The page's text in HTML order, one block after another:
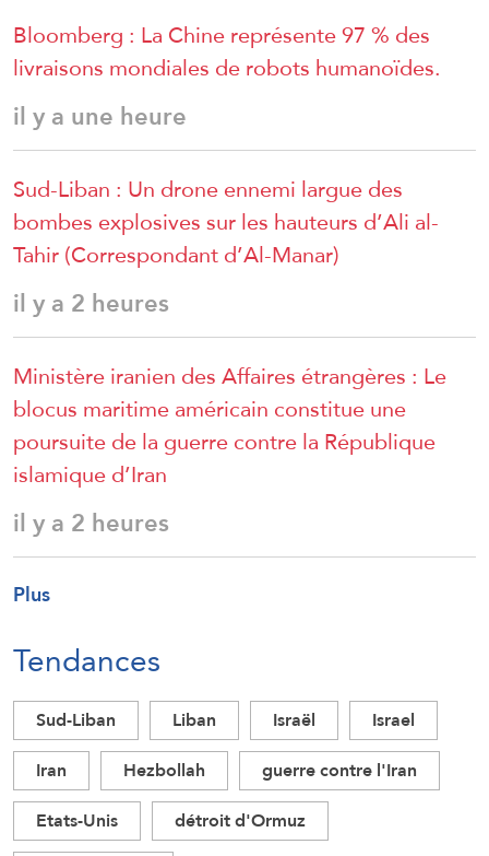
Bloomberg : La Chine représente 97 % des
livraisons mondiales de robots humanoïdes.
il y a une heure
Sud-Liban : Un drone ennemi largue des
bombes explosives sur les hauteurs d’Ali al-
Tahir (Correspondant d’Al-Manar)
il y a 2 heures
Ministère iranien des Affaires étrangères : Le
blocus maritime américain constitue une
poursuite de la guerre contre la République
islamique d’Iran
il y a 2 heures
Plus
Tendances
Sud-Liban Liban Israël
Israel
Iran
Hezbollah
guerre contre l'Iran
Etats-Unis
détroit d'Ormuz